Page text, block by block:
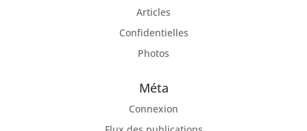
Articles
Confidentielles
Photos
Méta
Connexion